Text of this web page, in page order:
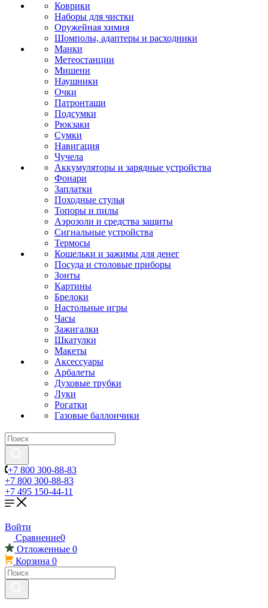
Коврики
Наборы для чистки
Оружейная химия
Шомполы, адаптеры и расходники
Манки
Метеостанции
Мишени
Наушники
Очки
Патронташи
Подсумки
Рюкзаки
Сумки
Навигация
Чучела
Аккумуляторы и зарядные устройства
Фонари
Заплатки
Походные стулья
Топоры и пилы
Аэрозоли и средства защиты
Сигнальные устройства
Термосы
Кошельки и зажимы для денег
Посуда и столовые приборы
Зонты
Картины
Брелоки
Настольные игры
Часы
Зажигалки
Шкатулки
Макеты
Аксессуары
Арбалеты
Духовые трубки
Луки
Рогатки
Газовые баллончики
+7 800 300-88-83
+7 800 300-88-83
+7 495 150-44-11
Войти
Сравнение0
Отложенные 0
Корзина 0